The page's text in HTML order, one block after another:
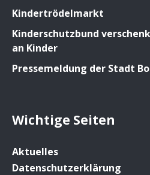
Kindertrödelmarkt
Kinderschutzbund
an Kinder
Pressemeldung der Stadt
Wichtige Seiten
Aktuelles
Datenschutzerklärung